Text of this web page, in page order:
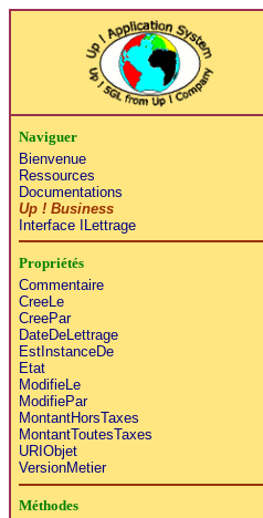
Naviguer
Bienvenue
Ressources
Documentations
Up ! Business
Interface ILettrage
Propriétés
Commentaire
CreeLe
CreePar
DateDeLettrage
EstInstanceDe
Etat
ModifieLe
ModifiePar
MontantHorsTaxes
MontantToutesTaxes
URIObjet
VersionMetier
Méthodes